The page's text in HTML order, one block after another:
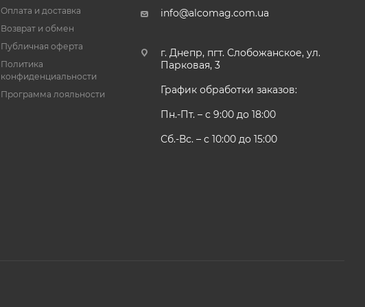
Оплата и доставка
Возврат и обмен
Публичная оферта
Политика
конфиденциальности
Программа лояльности
info@alcomag.com.ua
г. Днепр, пгт. Слобожанское, ул.
Парковая, 3
График обработки заказов:
Пн.-Пт. – с 9:00 до 18:00
Сб.-Вс. – с 10:00 до 15:00